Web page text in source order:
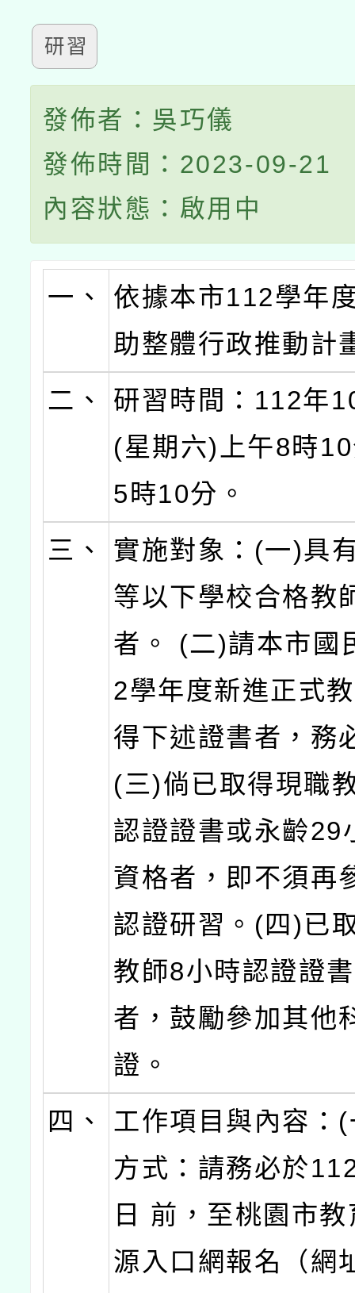
研習
發佈者：吳巧儀
發佈時間：2023-09-21
內容狀態：啟用中
一、
依據本市112學年
助整體行政推動計
二、
研習時間：112年
(星期六)上午8時
5時10分。
三、
實施對象：(一)具
等以下學校合格教
者。 (二)請本市國
2學年度新進正式
得下述證書者，務
(三)倘已取得現職
認證證書或永齡29
資格者，即不須再
認證研習。(四)已
教師8小時認證證
者，鼓勵參加其他
證。
四、
工作項目與內容：
方式：請務必於
日 前，至桃園市
源入口網報名（網